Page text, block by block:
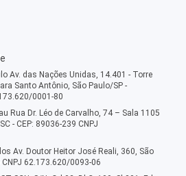
Av. das Nações Unidas, 14.401 - Torre
Santo Antônio, São Paulo/SP -
0001-80
Rua Dr. Léo de Carvalho, 74 – Sala 1105
- CEP: 89036-239 CNPJ
Av. Doutor Heitor José Reali, 360, São
62.173.620/0093-06